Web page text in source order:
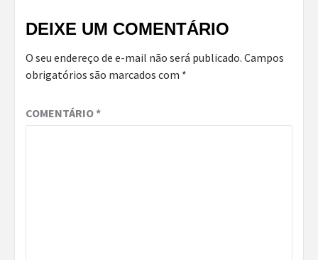
DEIXE UM COMENTÁRIO
O seu endereço de e-mail não será publicado. Campos
obrigatórios são marcados com *
COMENTÁRIO*